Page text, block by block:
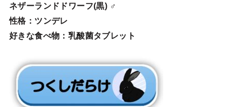
ネザーランドドワーフ(黒) ♂
性格：ツンデレ
好きな食べ物：乳酸菌タブレット